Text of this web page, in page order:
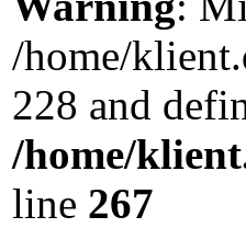
/home/
228 and
/home/
line 267